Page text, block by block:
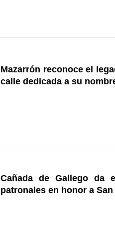
Mazarrón reconoce el
calle dedicada a su
Cañada de Gallego da
patronales en honor a